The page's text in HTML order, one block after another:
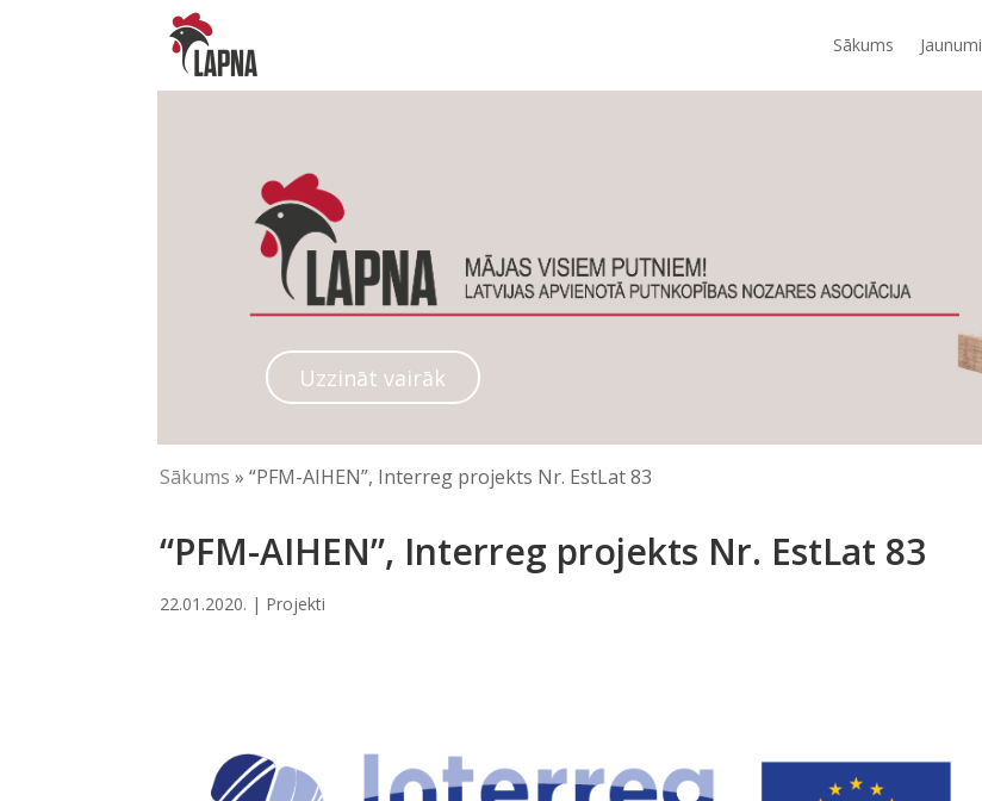
Sākums Jaunumi
Uzzināt vairāk
Sākums »“PFM-AIHEN”, Interreg projekts Nr. EstLat 83
“PFM-AIHEN”, Interreg projekts Nr. EstLat 83
22.01.2020. | Projekti